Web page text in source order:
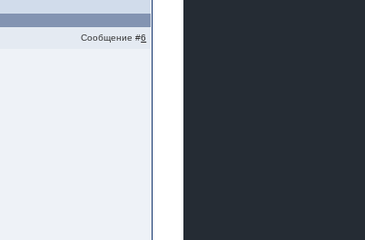
Сообщение #6